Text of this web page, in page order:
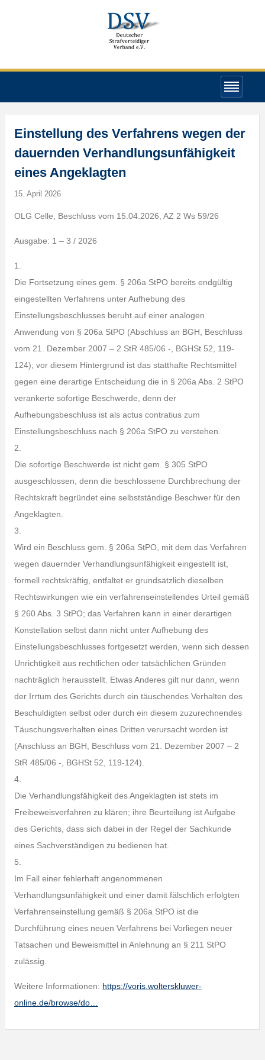
Einstellung des Verfahrens wegen der
dauernden Verhandlungsunfähigkeit
eines Angeklagten
15. April 2026
OLG Celle, Beschluss vom 15.04.2026, AZ 2 Ws 59/26
Ausgabe: 1 – 3 / 2026
1.
Die Fortsetzung eines gem. § 206a StPO bereits endgültig
eingestellten Verfahrens unter Aufhebung des
Einstellungsbeschlusses beruht auf einer analogen
Anwendung von § 206a StPO (Abschluss an BGH, Beschluss
vom 21. Dezember 2007 – 2 StR 485/06 -, BGHSt 52, 119-
124); vor diesem Hintergrund ist das statthafte Rechtsmittel
gegen eine derartige Entscheidung die in § 206a Abs. 2 StPO
verankerte sofortige Beschwerde, denn der
Aufhebungsbeschluss ist als actus contratius zum
Einstellungsbeschluss nach § 206a StPO zu verstehen.
2.
Die sofortige Beschwerde ist nicht gem. § 305 StPO
ausgeschlossen, denn die beschlossene Durchbrechung der
Rechtskraft begründet eine selbstständige Beschwer für den
Angeklagten.
3.
Wird ein Beschluss gem. § 206a StPO, mit dem das Verfahren
wegen dauernder Verhandlungsunfähigkeit eingestellt ist,
formell rechtskräftig, entfaltet er grundsätzlich dieselben
Rechtswirkungen wie ein verfahrenseinstellendes Urteil gemäß
§ 260 Abs. 3 StPO; das Verfahren kann in einer derartigen
Konstellation selbst dann nicht unter Aufhebung des
Einstellungsbeschlusses fortgesetzt werden, wenn sich dessen
Unrichtigkeit aus rechtlichen oder tatsächlichen Gründen
nachträglich herausstellt. Etwas Anderes gilt nur dann, wenn
der Irrtum des Gerichts durch ein täuschendes Verhalten des
Beschuldigten selbst oder durch ein diesem zuzurechnendes
Täuschungsverhalten eines Dritten verursacht worden ist
(Anschluss an BGH, Beschluss vom 21. Dezember 2007 – 2
StR 485/06 -, BGHSt 52, 119-124).
4.
Die Verhandlungsfähigkeit des Angeklagten ist stets im
Freibeweisverfahren zu klären; ihre Beurteilung ist Aufgabe
des Gerichts, dass sich dabei in der Regel der Sachkunde
eines Sachverständigen zu bedienen hat.
5.
Im Fall einer fehlerhaft angenommenen
Verhandlungsunfähigkeit und einer damit fälschlich erfolgten
Verfahrenseinstellung gemäß § 206a StPO ist die
Durchführung eines neuen Verfahrens bei Vorliegen neuer
Tatsachen und Beweismittel in Anlehnung an § 211 StPO
zulässig.
Weitere Informationen: https://voris.wolterskluwer-
online.de/browse/do…